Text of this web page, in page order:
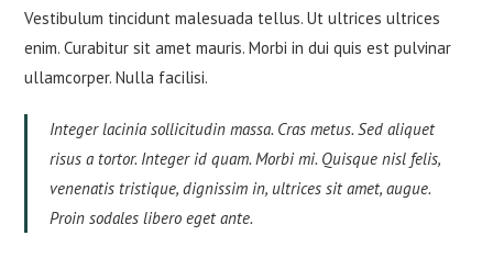
Vestibulum tincidunt malesuada tellus. Ut ultrices ultrices
enim. Curabitur sit amet mauris. Morbi in dui quis est pulvinar
ullamcorper. Nulla facilisi.
Integer lacinia sollicitudin massa. Cras metus. Sed aliquet
risus a tortor. Integer id quam. Morbi mi. Quisque nisl felis,
venenatis tristique, dignissim in, ultrices sit amet, augue.
Proin sodales libero eget ante.